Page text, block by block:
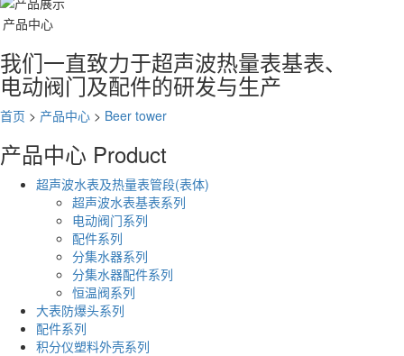
产品中心
我们一直致力于超声波热量表基表、
电动阀门及配件的研发与生产
首页 > 产品中心 > Beer tower
产品中心 Product
超声波水表及热量表管段(表体)
超声波水表基表系列
电动阀门系列
配件系列
分集水器系列
分集水器配件系列
恒温阀系列
大表防爆头系列
配件系列
积分仪塑料外壳系列